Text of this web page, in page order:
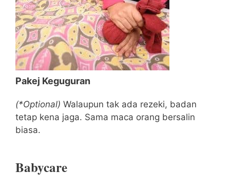
Pakej Keguguran
(*Optional) Walaupun tak ada rezeki, badan
tetap kena jaga. Sama maca orang bersalin
biasa.
Babycare